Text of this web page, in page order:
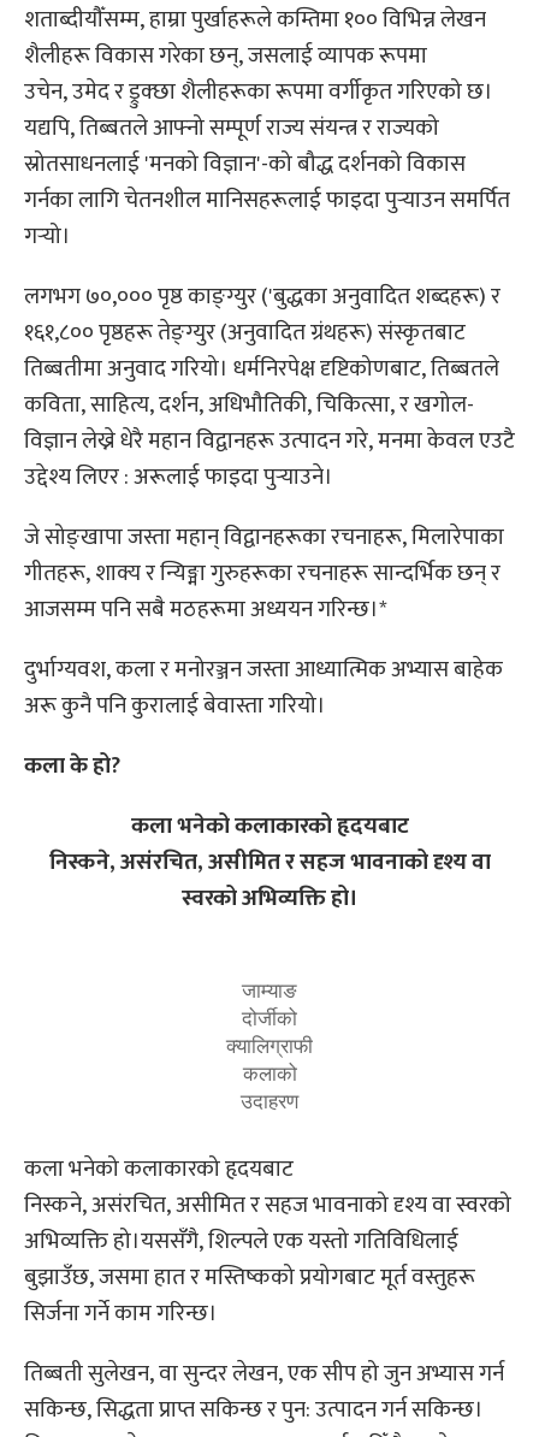
शताब्दीयौँसम्म, हाम्रा पुर्खाहरूले कम्तिमा १०० विभिन्न लेखन
शैलीहरू विकास गरेका छन्, जसलाई व्यापक रूपमा
उचेन, उमेद र ड्रुक्छा शैलीहरूका रूपमा वर्गीकृत गरिएको छ।
यद्यपि, तिब्बतले आफ्नो सम्पूर्ण राज्य संयन्त्र र राज्यको
स्रोतसाधनलाई 'मनको विज्ञान'-को बौद्ध दर्शनको विकास
गर्नका लागि चेतनशील मानिसहरूलाई फाइदा पुर्‍याउन समर्पित
गऱ्यो।
लगभग ७०,००० पृष्ठ काङ्ग्युर ('बुद्धका अनुवादित शब्दहरू) र
१६१,८०० पृष्ठहरू तेङ्ग्युर (अनुवादित ग्रंथहरू) संस्कृतबाट
तिब्बतीमा अनुवाद गरियो। धर्मनिरपेक्ष दृष्टिकोणबाट, तिब्बतले
कविता, साहित्य, दर्शन, अधिभौतिकी, चिकित्सा, र खगोल-
विज्ञान लेख्ने धेरै महान विद्वानहरू उत्पादन गरे, मनमा केवल एउटै
उद्देश्य लिएर : अरूलाई फाइदा पुर्‍याउने।
जे सोङ्खापा जस्ता महान् विद्वानहरूका रचनाहरू, मिलारेपाका
गीतहरू, शाक्य र न्यिङ्मा गुरुहरूका रचनाहरू सान्दर्भिक छन् र
आजसम्म पनि सबै मठहरूमा अध्ययन गरिन्छ।*
दुर्भाग्यवश, कला र मनोरञ्जन जस्ता आध्यात्मिक अभ्यास बाहेक
अरू कुनै पनि कुरालाई बेवास्ता गरियो।
कला के हो?
कला भनेको कलाकारको हृदयबाट
निस्कने, असंरचित, असीमित र सहज भावनाको दृश्य वा
स्वरको अभिव्यक्ति हो।
जाम्याङ
दोर्जीको
क्यालिग्राफी
कलाको
उदाहरण
कला भनेको कलाकारको हृदयबाट
निस्कने, असंरचित, असीमित र सहज भावनाको दृश्य वा स्वरको
अभिव्यक्ति हो।यससँगै, शिल्पले एक यस्तो गतिविधिलाई
बुझाउँछ, जसमा हात र मस्तिष्कको प्रयोगबाट मूर्त वस्तुहरू
सिर्जना गर्ने काम गरिन्छ।
तिब्बती सुलेखन, वा सुन्दर लेखन, एक सीप हो जुन अभ्यास गर्न
सकिन्छ, सिद्धता प्राप्त सकिन्छ र पुन: उत्पादन गर्न सकिन्छ।